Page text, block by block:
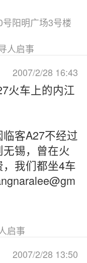
阳明广场3号楼
人启事
2007/2/28 16:43
火车上的内江
客A27不经过
锡，曾在火
我们都坐4车
启事
2007/2/28 13:50